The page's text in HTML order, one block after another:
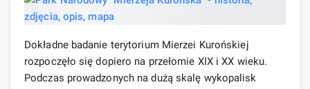
Dokładne badanie terytorium Mierzei Kurońskiej
rozpoczęło się dopiero na przełomie XIX i XX wieku.
Podczas prowadzonych na dużą skalę wykopalisk